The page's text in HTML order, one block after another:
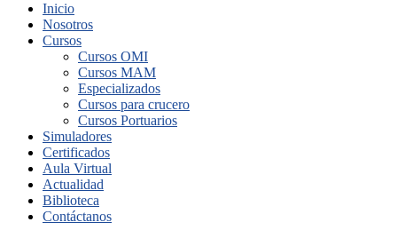
Inicio
Nosotros
Cursos
Cursos OMI
Cursos MAM
Especializados
Cursos para crucero
Cursos Portuarios
Simuladores
Certificados
Aula Virtual
Actualidad
Biblioteca
Contáctanos